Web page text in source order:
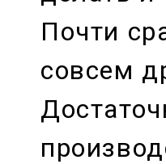
Почти
совсем